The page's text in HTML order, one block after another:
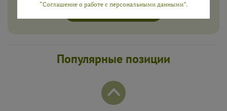
ПОЛУЧИТЬ
Популярные позиции
“Соглашение о работе с персональными данными”.